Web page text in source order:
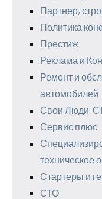
Партнер,
Политика
Престиж
Реклама и
Ремонт и
автомобилей
Свои Люди-
Сервис плюс
техническое
Стартеры и
СТО